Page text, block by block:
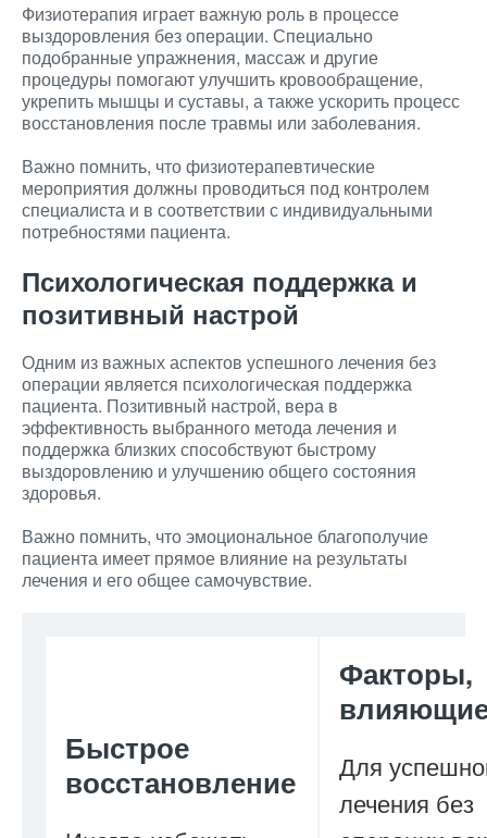
Физиотерапия играет важную роль в процессе
выздоровления без операции. Специально
подобранные упражнения, массаж и другие
процедуры помогают улучшить кровообращение,
укрепить мышцы и суставы, а также ускорить процесс
восстановления после травмы или заболевания.
Важно помнить, что физиотерапевтические
мероприятия должны проводиться под контролем
специалиста и в соответствии с индивидуальными
потребностями пациента.
Психологическая поддержка и
позитивный настрой
Одним из важных аспектов успешного лечения без
операции является психологическая поддержка
пациента. Позитивный настрой, вера в
эффективность выбранного метода лечения и
поддержка близких способствуют быстрому
выздоровлению и улучшению общего состояния
здоровья.
Важно помнить, что эмоциональное благополучие
пациента имеет прямое влияние на результаты
лечения и его общее самочувствие.
Быстрое
восстановление
Факторы,
Для
лечения без